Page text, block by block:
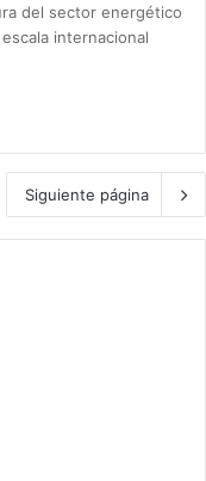
del sector energético
internacional
Siguiente página